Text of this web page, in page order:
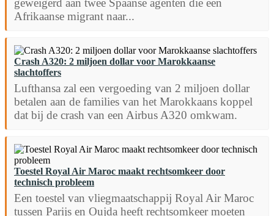
geweigerd aan twee Spaanse agenten die een
Afrikaanse migrant naar...
Crash A320: 2 miljoen dollar voor Marokkaanse
slachtoffers
Lufthansa zal een vergoeding van 2 miljoen dollar
betalen aan de families van het Marokkaans koppel
dat bij de crash van een Airbus A320 omkwam.
Toestel Royal Air Maroc maakt rechtsomkeer door
technisch probleem
Een toestel van vliegmaatschappij Royal Air Maroc
tussen Parijs en Oujda heeft rechtsomkeer moeten